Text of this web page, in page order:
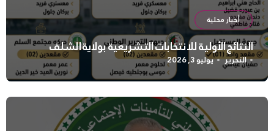
أخبار محلية
النتائج الأولية للانتخابات التشريعية بولاية الشلف
التحرير يوليو 3, 2026